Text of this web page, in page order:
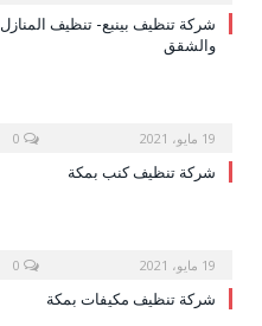
شركة تنظيف بينبع- تنظيف المنازل
والشقق
19 مايو، 2021
شركة تنظيف كنب بمكة
19 مايو، 2021
شركة تنظيف مكيفات بمكة